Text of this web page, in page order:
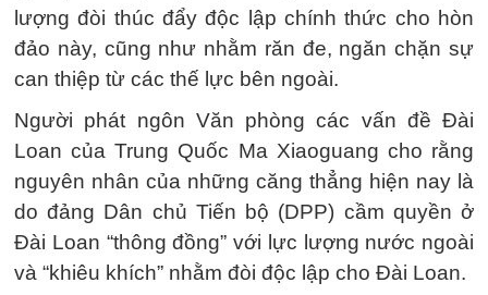
lượng đòi thúc đẩy độc lập chính thức cho hòn
đảo này, cũng như nhằm răn đe, ngăn chặn sự
can thiệp từ các thế lực bên ngoài.
Người phát ngôn Văn phòng các vấn đề Đài
Loan của Trung Quốc Ma Xiaoguang cho rằng
nguyên nhân của những căng thẳng hiện nay là
do đảng Dân chủ Tiến bộ (DPP) cầm quyền ở
Đài Loan “thông đồng” với lực lượng nước ngoài
và “khiêu khích” nhằm đòi độc lập cho Đài Loan.